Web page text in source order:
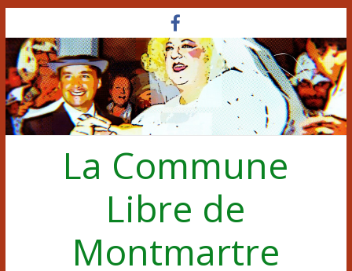
au
contenu
La Commune
Libre de
Montmartre